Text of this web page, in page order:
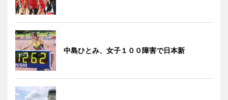
中島ひとみ、女子１００障害で日本新